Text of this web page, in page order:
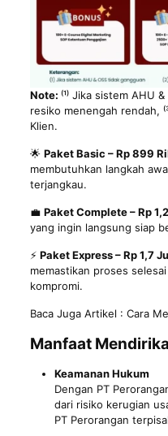
Note: ⁽¹⁾ Jika sistem AHU
resiko menengah rendah,
Klien.
🌟 Paket Basic – Rp 899
membutuhkan langkah
terjangkau.
💼 Paket Complete – Rp
yang ingin langsung siap
⚡ Paket Express – Rp 1,7
memastikan proses
kompromi.
Baca Juga Artikel : Cara
Manfaat
Keamanan Hukum
Dengan PT
dari risiko kerugian
PT Perorangan